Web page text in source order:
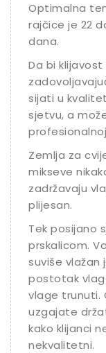
Optimalna
rajčice je 22
dana.
Da bi
sijati u
sjetvu, a
Zemlja za
mikseve
zadržavaju
plijesan.
Tek posijano
prskalicom.
suviše vlažan
postotak
vlage trunuti.
uzgajate
kako klijanci
nekvalitetni.